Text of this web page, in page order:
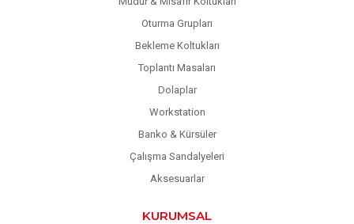
Oturma Grupları
Bekleme Koltukları
Toplantı Masaları
Dolaplar
Workstation
Banko & Kürsüler
Çalışma Sandalyeleri
Aksesuarlar
KURUMSAL